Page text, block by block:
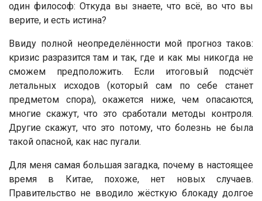
один философ: Откуда вы знаете, что всё, во что вы
верите, и есть истина?
Ввиду полной неопределённости мой прогноз таков:
кризис разразится там и так, где и как мы никогда не
сможем предположить. Если итоговый подсчёт
летальных исходов (который сам по себе станет
предметом спора), окажется ниже, чем опасаются,
многие скажут, что это сработали методы контроля.
Другие скажут, что это потому, что болезнь не была
такой опасной, как нас пугали.
Для меня самая большая загадка, почему в настоящее
время в Китае, похоже, нет новых случаев.
Правительство не вводило жёсткую блокаду долгое